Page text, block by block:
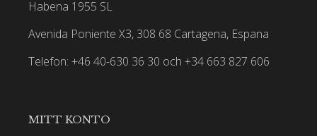
Habena 1955 SL
Avenida Poniente X3, 308 68 Cartagena, Espana
Telefon: +46 40-630 36 30 och +34 663 827 606
MITT KONTO